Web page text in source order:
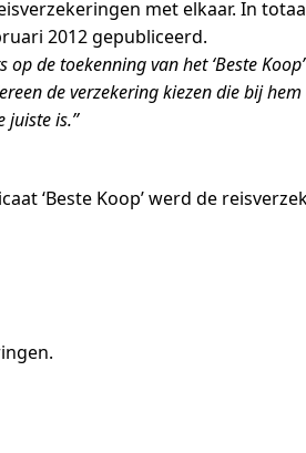
met elkaar. In
2012 gepubliceerd.
op de toekenning van het ‘Beste
de verzekering kiezen die bij
is.’’
‘Beste Koop’ werd de